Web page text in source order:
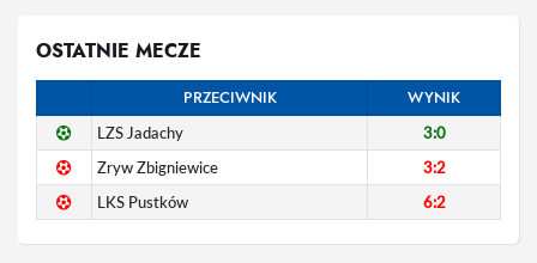
OSTATNIE MECZE
PRZECIWNIK WYNIK
LZS Jadachy
3:0
Zryw Zbigniewice
3:2
LKS Pustków
6:2